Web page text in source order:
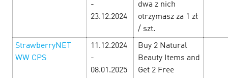
-
23.12.2024
dwa z nich
otrzymasz za 1 zł
/ szt.
StrawberryNET
WW СPS
11.12.2024
-
08.01.2025
Buy 2 Natural
Beauty Items and
Get 2 Free